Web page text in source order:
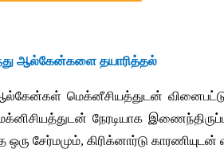
ஆல்கேன்களை தயாரித்தல்
மெக்னீசியத்துடன்
நேரடியாக
ஒரு சேர்மமும், கிரிக்னார்டு காரணியுடன்